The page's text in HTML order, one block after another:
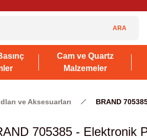
ARA
Cam ve Quartz
Malzemeler
ve Aksesuarları BRAND
705385 - Elektronik